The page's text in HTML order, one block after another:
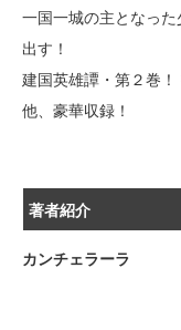
一国一城の主となっ
出す！
建国英雄譚・第２巻
他、豪華収録！
著者紹介
カンチェラーラ